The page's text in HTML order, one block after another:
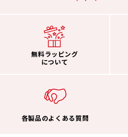
無料ラッピング
について
各製品のよくある質問